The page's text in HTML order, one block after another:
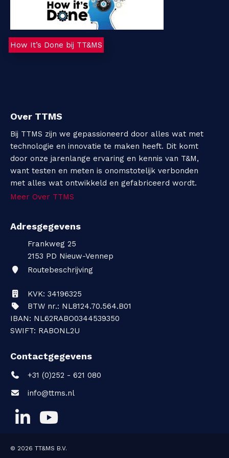
How It’s Done bij TT&MS
Over TTMS
Bij TTMS zijn we gepassioneerd door alles wat met
technologie en innovatie te maken heeft. Dit komt
door onze jarenlange ervaring en kennis van T&M,
want testen en meten is onomstotelijk verbonden
met alles wat ontwikkeld en gefabriceerd wordt.
Meer Over TTMS
Adresgegevens
Frankweg 25
2153 PD Nieuw-Vennep
Routebeschrijving
KVK: 34196325
BTW nr.: NL8124.70.564.B01
IBAN: NL62RABO0344539350
SWIFT: RABONL2U
Contactgegevens
+31 (0)252 - 621 080
info@ttms.nl
© 2026 TT&MS B.V.